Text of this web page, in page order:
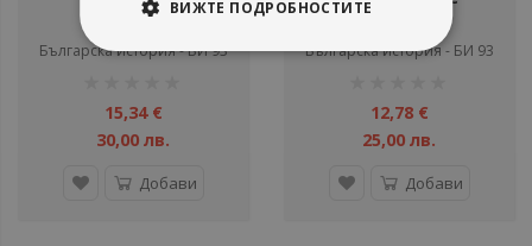
Българска история - БИ 93
15,34 €
30,00 лв.
Добави
Българска история - БИ 93
12,78 €
25,00 лв.
Добави
ВИЖТЕ ПОДРОБНОСТИТЕ